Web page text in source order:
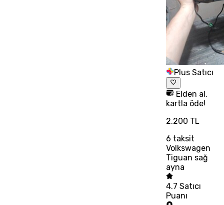
Plus Satıcı
Elden al,
kartla öde!
2.200 TL
6 taksit
Volkswagen
Tiguan sağ
ayna
4.7 Satıcı
Puanı